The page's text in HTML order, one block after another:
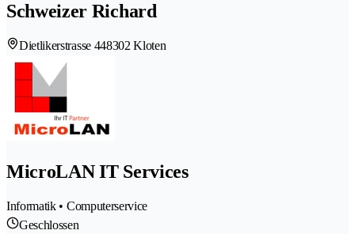
Schweizer Richard
Dietlikerstrasse 448302 Kloten
MicroLAN IT Services
Informatik • Computerservice
Geschlossen